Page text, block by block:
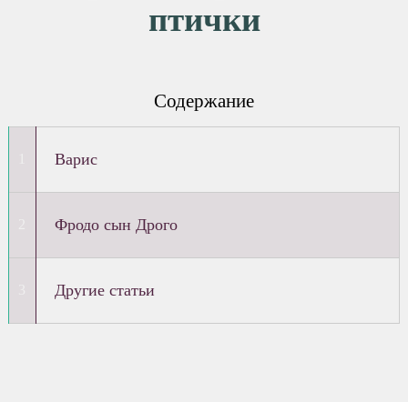
птички
Содержание
Варис
Фродо сын Дрого
Другие статьи